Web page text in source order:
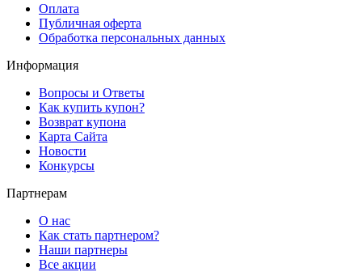
Оплата
Публичная оферта
Обработка персональных данных
Информация
Вопросы и Ответы
Как купить купон?
Возврат купона
Карта Сайта
Новости
Конкурсы
Партнерам
О нас
Как стать партнером?
Наши партнеры
Все акции